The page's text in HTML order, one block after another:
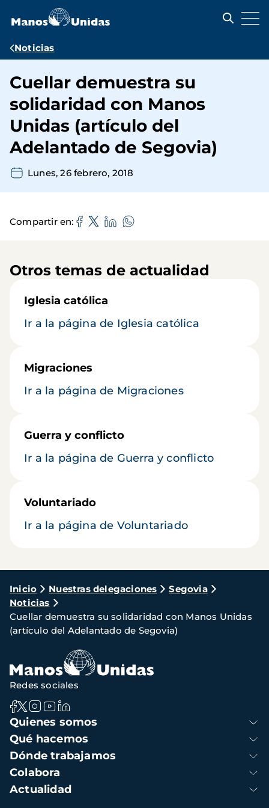
contenido
Ruta
navegación
Noticias
Cuellar demuestra su
solidaridad con Manos
Unidas (artículo del
Adelantado de Segovia)
Lunes, 26 febrero, 2018
Compartir en
Otros temas de actualidad
Iglesia católica
Ir a la página de Iglesia católica
Migraciones
Ir a la página de Migraciones
Guerra y conflicto
Ir a la página de Guerra y conflicto
Voluntariado
Ir a la página de Voluntariado
Ruta
de
navegación
Inicio Nuestras delegaciones
Segovia
Noticias
Cuellar demuestra su solidaridad con Manos Unidas
(artículo del Adelantado de Segovia)
Navegación
principal
Quienes somos
Qué hacemos
Dónde trabajamos
Colabora
Actualidad
Redes sociales